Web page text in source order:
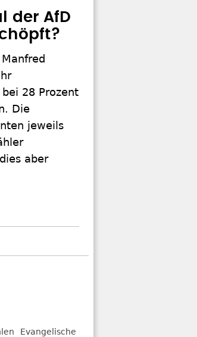
der AfD
28 Prozent
Die
jeweils
aber
Evangelische